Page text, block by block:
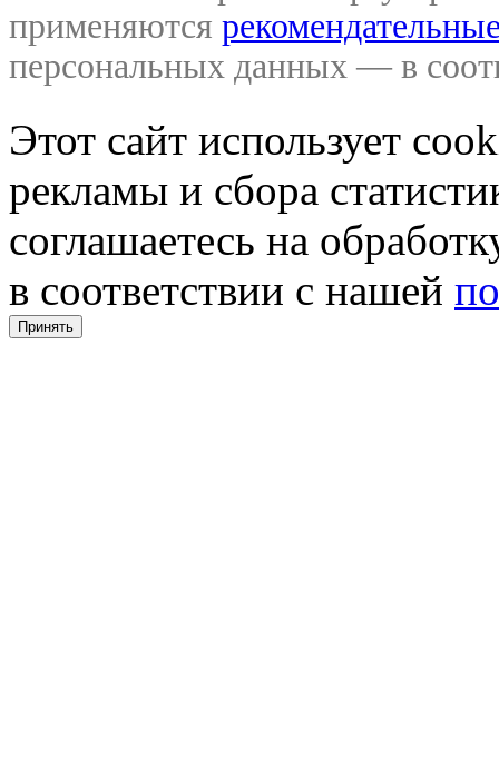
применяются
персональных данных — в
Этот сайт использует
рекламы и сбора
соглашаетесь на
в соответствии с нашей
Принять